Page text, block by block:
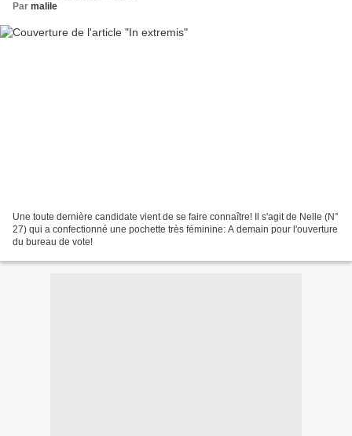
Par malile
Une toute dernière candidate vient de se faire connaître! Il s'agit de Nelle (N°
27) qui a confectionné une pochette très féminine: A demain pour l'ouverture
du bureau de vote!